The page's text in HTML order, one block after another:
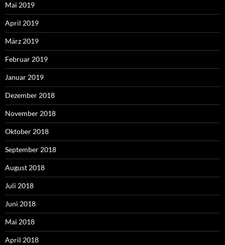
Mai 2019
April 2019
März 2019
Februar 2019
Januar 2019
Dezember 2018
November 2018
Oktober 2018
September 2018
August 2018
Juli 2018
Juni 2018
Mai 2018
April 2018